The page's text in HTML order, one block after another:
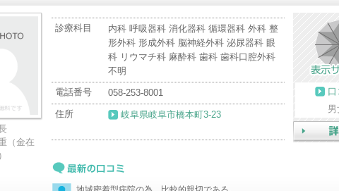
（金在
診療科目
内科 呼吸器科 消化器科 循環器科 外科 整
形外科 形成外科 脳神経外科 泌尿器科 眼
科 リウマチ科 麻酔科 歯科 歯科口腔外科
不明
電話番号
058-253-8001
住所
岐阜県岐阜市橋本町3-23
口
男
最新の口コミ